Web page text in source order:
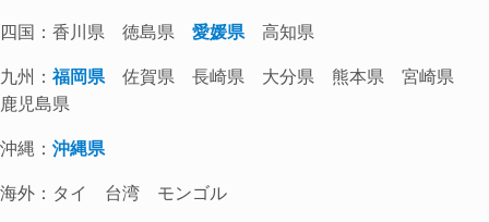
四国：香川県 徳島県愛媛県高知県
九州：福岡県佐賀県 長崎県 大分県 熊本県 宮崎県
鹿児島県
沖縄：沖縄県
海外：タイ 台湾 モンゴル